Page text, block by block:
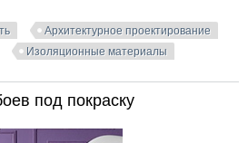
Архитектурное проектирование
Изоляционные материалы
под покраску